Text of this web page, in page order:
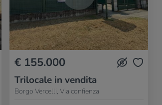
€ 155.000
Trilocale in vendita
Borgo Vercelli, Via confienza